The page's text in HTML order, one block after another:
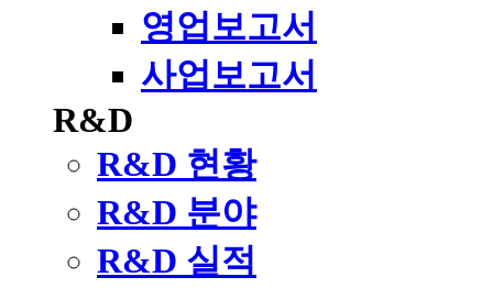
영업보고서
사업보고서
R&D
R&D 현황
R&D 분야
R&D 실적